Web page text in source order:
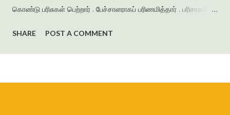
கொண்டு பரிசுகள் பெற்றார் . பேச்சாளராகப் பரிணமித்தார் . பரிசாகக்
காலத்தில் எழுதிய கவிதைகளைத் தொகுத்து ‘ பூபாளத்திற்கொரு
புல்லாங்குழல் ’ என்ற தலைப்பில் கவிதைத் தொகுப்பை வெளியிட்டார் .
கணையாழி , புதிய பார்வை , தமிழன் எக்ஸ்பிரஸ் என்று பல இதழ்களில்
SHARE POST A COMMENT